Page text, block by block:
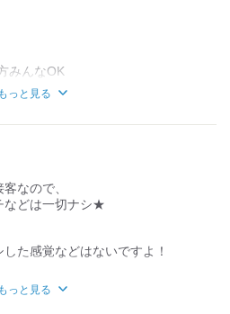
みんなOK
、販売スタッフ、営業スタッフ、
アメイク、ネイリストの経験者さ
もっと見る
なので、
などは一切ナシ★
た感覚などはないですよ！
、未経験な女の子、
もっと見る